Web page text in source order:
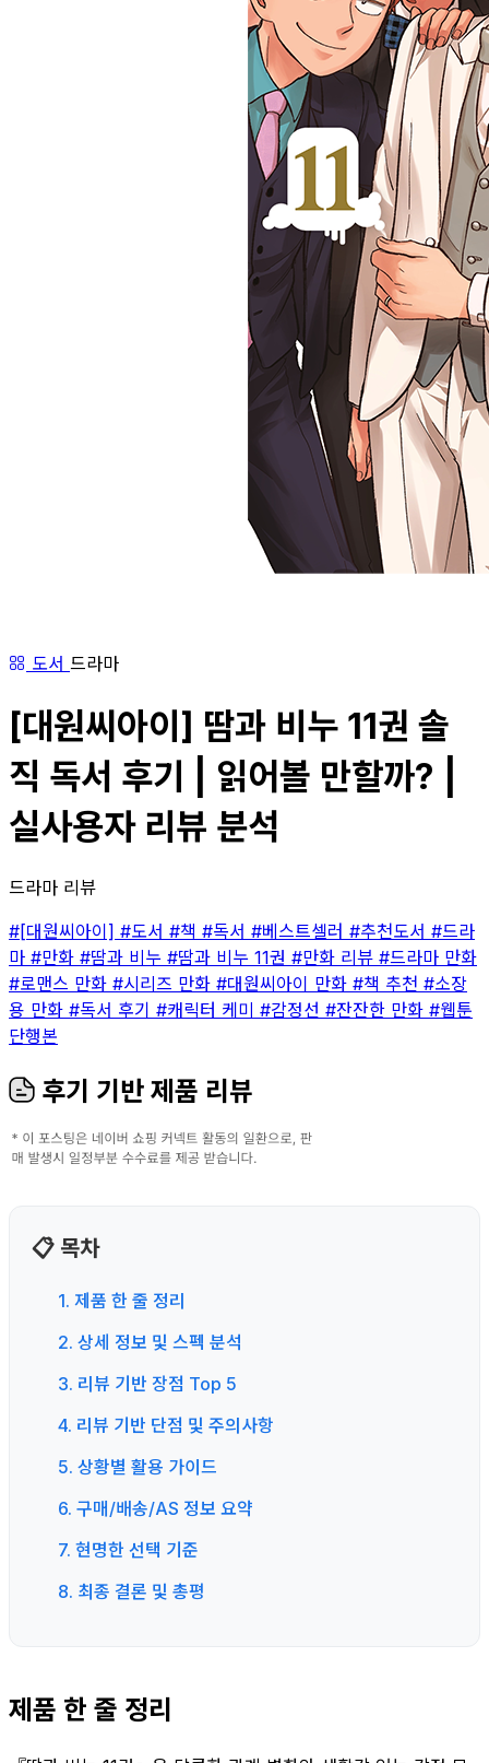
도서 드라마
[대원씨아이] 땀과 비누 11권 솔
직 독서 후기 | 읽어볼 만할까? |
실사용자 리뷰 분석
드라마 리뷰
#[대원씨아이] #도서 #책 #독서 #베스트셀러 #추천도서 #드라
마 #만화 #땀과 비누 #땀과 비누 11권 #만화 리뷰 #드라마 만화
#로맨스 만화 #시리즈 만화 #대원씨아이 만화 #책 추천 #소장
용 만화 #독서 후기 #캐릭터 케미 #감정선 #잔잔한 만화 #웹툰
단행본
후기 기반 제품 리뷰
📋 목차
1. 제품 한 줄 정리
2. 상세 정보 및 스펙 분석
3. 리뷰 기반 장점 Top 5
4. 리뷰 기반 단점 및 주의사항
5. 상황별 활용 가이드
6. 구매/배송/AS 정보 요약
7. 현명한 선택 기준
8. 최종 결론 및 총평
제품 한 줄 정리